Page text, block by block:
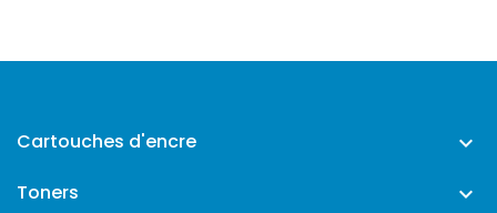
Cartouches d'encre 
Toners 